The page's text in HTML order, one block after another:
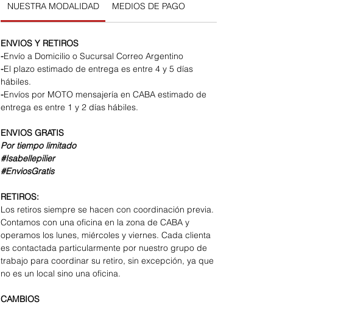
NUESTRA MODALIDAD MEDIOS DE PAGO
ENVIOS Y RETIROS
-Envío a Domicilio o Sucursal Correo Argentino
-El plazo estimado de entrega es entre 4 y 5 días
hábiles.
-Envíos por MOTO mensajería en CABA estimado de
entrega es entre 1 y 2 días hábiles.
ENVIOS GRATIS
Por tiempo limitado
#Isabellepilier
#EnviosGratis
RETIROS:
Los retiros siempre se hacen con coordinación previa.
Contamos con una oficina en la zona de CABA y
operamos los lunes, miércoles y viernes. Cada clienta
es contactada particularmente por nuestro grupo de
trabajo para coordinar su retiro, sin excepción, ya que
no es un local sino una oficina.
CAMBIOS